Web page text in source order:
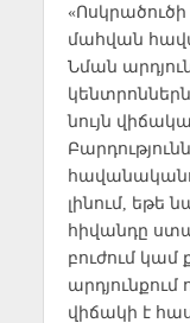
մահվան
Նման
նույն
լինում,
հիվանդը
բուժում
վիճակի է